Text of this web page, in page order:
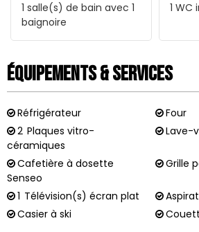
1 salle(s) de bain avec 1
baignoire
1 WC
Équipements & Services
Réfrigérateur
Four
2 Plaques vitro-
céramiques
Lave-
Cafetière à dosette
Senseo
Grille
1 Télévision(s) écran plat
Casier à ski